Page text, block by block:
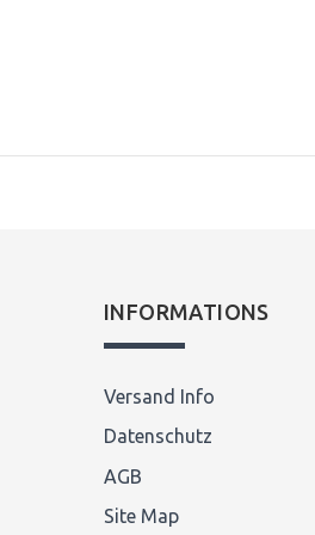
INFORMATIONS
Versand Info
Datenschutz
AGB
Site Map